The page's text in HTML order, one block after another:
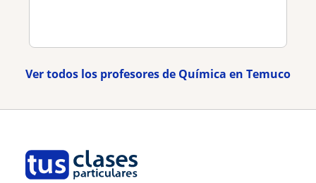
Ver todos los profesores de Química en Temuco